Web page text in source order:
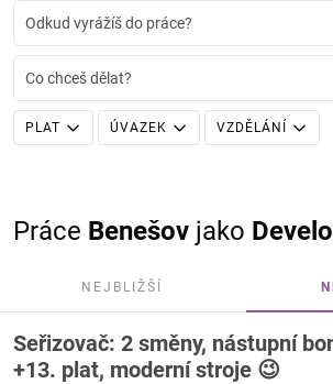
Odkud vyrážíš do práce?
Co chceš dělat?
PLAT ÚVAZEK VZDĚLÁNÍ
Práce Benešov jako
NEJBLIŽŠÍ
Seřizovač: 2 směny, nástupní
+13. plat, moderní stroje 😉